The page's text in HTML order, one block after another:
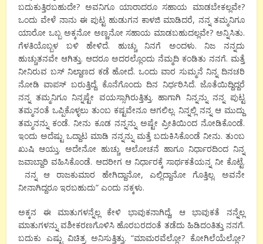
ಬದುಕುತ್ತಿರಬಹುದೇ? ಅವನಿಗೂ ಯಾರಾದರೂ ಸಹಾಯ ಮಾಡಬೇಕಲ್ಲವೇ?
ಒಂದು ವೇಳೆ ನಾನು ಈ ಪುಟ್ಟ ಹುಡುಗನ ಕಾಳಜಿ ಮಾಡಿದರೆ, ನನ್ನ ತಮ್ಮನಿಗೂ
ಯಾರೋ ಒಬ್ಬ ಅಕ್ಕನೋ ಅಣ್ಣನೋ ಸಹಾಯ ಮಾಡಬಹುದಲ್ಲವೇ? ಅನ್ನಿಸಿತು.
ಗೆಳತಿಯೊಬ್ಬಳ ಬಳಿ ಹೇಳಿದೆ. ಹುಚ್ಚು ನಿನಗೆ ಅಂದಳು. ನಿಜ ನನ್ನದು
ಹುಚ್ಚುತನವೇ ಆಗಿತ್ತು. ಆದರೂ ಅದರಲ್ಲೊಂದು ನೆಮ್ಮದಿ ಕಂಡಿತು ನನಗೆ. ಮತ್ತೆ
ನೀನಿರುವ ಬಸ್ ನಿಲ್ದಾಣದ ಕಡೆ ಹೋದೆ. ಒಂದು ವಾರ ಸುಮ್ಮನೆ ನಿನ್ನ ದಿನಚರಿ
ನೋಡಿ ವಾಪಸ್ ಬರುತ್ತಿದ್ದೆ. ಕೊನೆಗೊಂದು ದಿನ ನಿರ್ಧರಿಸಿದೆ. ಜೊತೆಯಿದ್ದಿದ್ದರೆ
ನನ್ನ ತಮ್ಮನಿಗೂ ನಿನ್ನಷ್ಟೇ ವಯಸ್ಸಾಗಿರುತ್ತಿತ್ತು. ಹಾಗಾಗಿ ನಿನ್ನನ್ನು ನನ್ನ ಪುಟ್ಟ
ತಮ್ಮನಂತೆ ಒಪ್ಪಿಕೊಳ್ಳಲು ತುಂಬ ಕಷ್ಟವೇನೂ ಆಗಲಿಲ್ಲ. ನಿನ್ನಲ್ಲಿ ನನ್ನ ಆ‌ ಮುದ್ದು
ತಮ್ಮನನ್ನು ಕಂಡೆ. ನೀನು ಕೂಡ ನನ್ನನ್ನು ಅಷ್ಟೇ ಪ್ರೀತಿಯಿಂದ ನೋಡಿಕೊಂಡೆ.
ಇಂದು ಅದೆಷ್ಟು ಒದ್ದಾಟ ಮಾಡಿ ನನ್ನನ್ನು ಮತ್ತೆ ಬದುಕಿಸಿಕೊಂಡೆ‌ ನೀನು. ತುಂಬ
ಖುಷಿ ಆಯ್ತು. ಅದೇನೋ ಹುಚ್ಚು ಆಲೋಚನೆ ಹಾಗೂ ನಿರ್ಧಾರದಿಂದ ನಿನ್ನ
ಜವಾಬ್ದಾರಿ ವಹಿಸಿಕೊಂಡೆ. ಆದರೀಗ ಆ ನಿರ್ಧಾರಕ್ಕೆ ಸಾರ್ಥಕತೆಯನ್ನ ನೀ ಕೊಟ್ಟೆ‌.
ನನ್ನ ಆ ರಾಜಕುಮಾರ ಹೇಗಿದ್ದಾನೋ, ಎಲ್ಲಿದ್ದಾನೋ ಗೊತ್ತಿಲ್ಲ. ಅವನೇ
ನೀನಾಗಿದ್ದರೂ ಇರಬಹುದು” ಎಂದು ನಕ್ಕಳು.
ಅಕ್ಕನ ಈ ಮಾತುಗಳನ್ನೆಲ್ಲ ಕೇಳಿ ಭಾವುಕನಾಗಿದ್ದೆ, ಆ ಭಾವುಕತೆ ನನ್ನೆಲ್ಲ
ಮಾತುಗಳನ್ನು ವಶೀಕರಣಗೊಳಿಸಿ ಹೊರಬರದಂತೆ ತಡೆದು ಹಿಡಿದಂತಿತ್ತು ನನಗೆ.
ಬದುಕು ಎಷ್ಟು ವಿಚಿತ್ರ ಅನಿಸುತ್ತಿತ್ತು. “ಮಾಮರವೆಲ್ಲೋ? ಕೋಗಿಲೆಯೆಲ್ಲೋ?